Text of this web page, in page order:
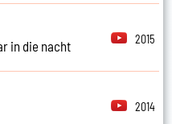
in die nacht
2015
2014